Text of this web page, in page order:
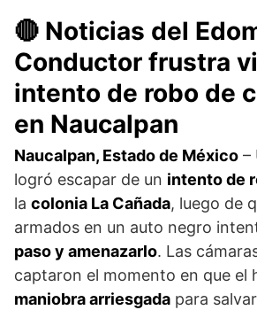
🔴 Noticias del
Conductor frustra
intento de robo de
en Naucalpan
Naucalpan, Estado de México –
logró escapar de un intento de
la colonia La Cañada, luego de
armados en un auto negro
paso y amenazarlo. Las
captaron el momento en que el
maniobra arriesgada para